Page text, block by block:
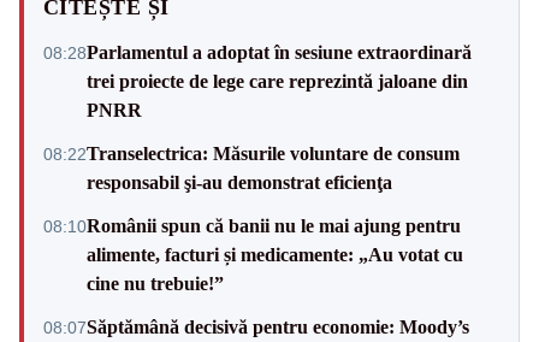
CITEȘTE ȘI
08:28Parlamentul a adoptat în sesiune extraordinară
trei proiecte de lege care reprezintă jaloane din
PNRR
08:22Transelectrica: Măsurile voluntare de consum
responsabil şi-au demonstrat eficienţa
08:10Românii spun că banii nu le mai ajung pentru
alimente, facturi și medicamente: „Au votat cu
cine nu trebuie!”
08:07Săptămână decisivă pentru economie: Moody’s